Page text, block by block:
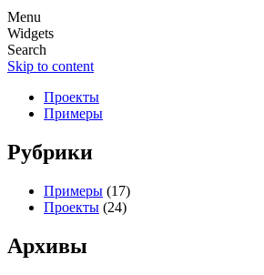
Menu
Widgets
Search
Skip to content
Проекты
Примеры
Рубрики
Примеры (17)
Проекты (24)
Архивы